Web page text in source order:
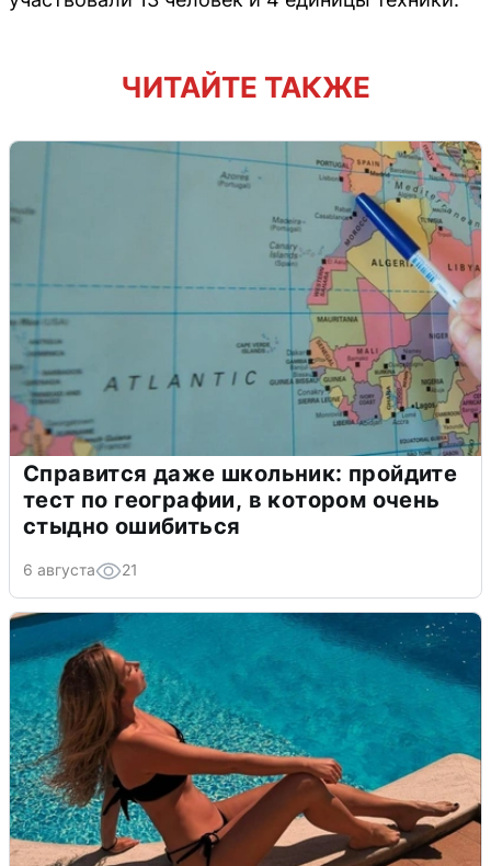
ЧИТАЙТЕ ТАКЖЕ
Справится даже школьник: пройдите
тест по географии, в котором очень
стыдно ошибиться
6 августа 21